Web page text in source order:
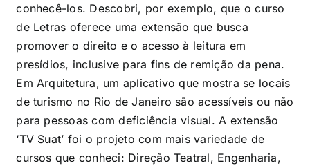
conhecê-los. Descobri, por exemplo, que o curso
de Letras oferece uma extensão que busca
promover o direito e o acesso à leitura em
presídios, inclusive para fins de remição da pena.
Em Arquitetura, um aplicativo que mostra se locais
de turismo no Rio de Janeiro são acessíveis ou não
para pessoas com deficiência visual. A extensão
‘TV Suat’ foi o projeto com mais variedade de
cursos que conheci: Direção Teatral, Engenharia,